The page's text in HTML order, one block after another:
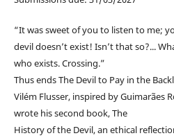
“It was sweet of you to listen to me;
devil doesn’t exist! Isn’t that so?...
who exists. Crossing.”
Thus ends The Devil to Pay in the
Vilém Flusser, inspired by Guimarães
wrote his second book, The
History of the Devil, an ethical